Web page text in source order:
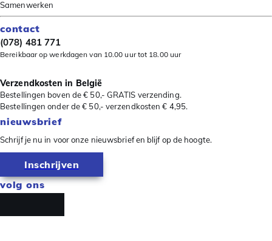
Samenwerken
contact
(078) 481 771
Bereikbaar op werkdagen van 10.00 uur tot 18.00 uur
Verzendkosten in België
Bestellingen boven de € 50,- GRATIS verzending.
Bestellingen onder de € 50,- verzendkosten € 4,95.
nieuwsbrief
Schrijf je nu in voor onze nieuwsbrief en blijf op de hoogte.
Inschrijven
volg ons